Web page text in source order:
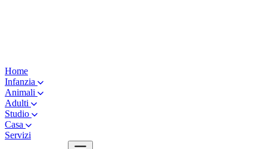
Home
Infanzia
Animali
Adulti
Studio
Casa
Servizi